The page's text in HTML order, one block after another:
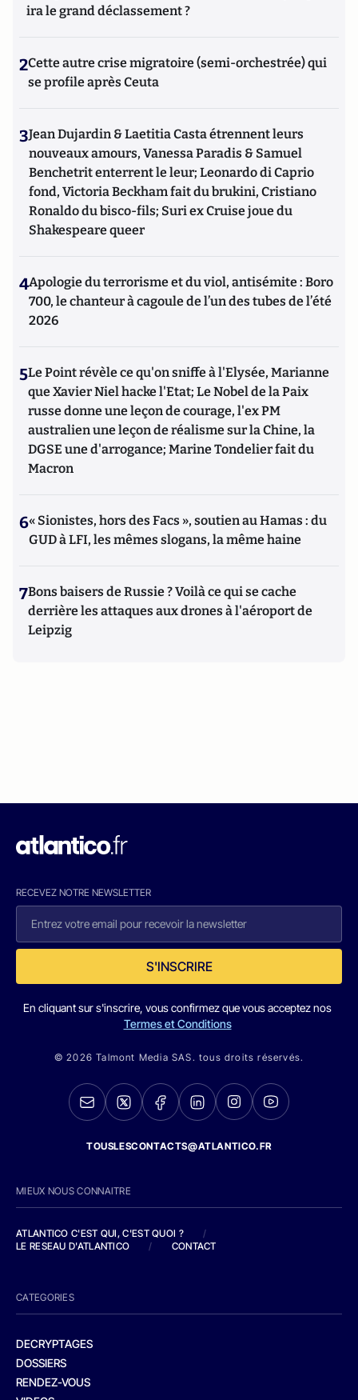
ira le grand déclassement ?
2Cette autre crise migratoire (semi-orchestrée) qui
se profile après Ceuta
3Jean Dujardin & Laetitia Casta étrennent leurs
nouveaux amours, Vanessa Paradis & Samuel
Benchetrit enterrent le leur; Leonardo di Caprio
fond, Victoria Beckham fait du brukini, Cristiano
Ronaldo du bisco-fils; Suri ex Cruise joue du
Shakespeare queer
4Apologie du terrorisme et du viol, antisémite : Boro
700, le chanteur à cagoule de l’un des tubes de l’été
2026
5Le Point révèle ce qu'on sniffe à l'Elysée, Marianne
que Xavier Niel hacke l'Etat; Le Nobel de la Paix
russe donne une leçon de courage, l'ex PM
australien une leçon de réalisme sur la Chine, la
DGSE une d'arrogance; Marine Tondelier fait du
Macron
6« Sionistes, hors des Facs », soutien au Hamas : du
GUD à LFI, les mêmes slogans, la même haine
7Bons baisers de Russie ? Voilà ce qui se cache
derrière les attaques aux drones à l'aéroport de
Leipzig
RECEVEZ NOTRE NEWSLETTER
S'INSCRIRE
En cliquant sur s'inscrire, vous confirmez que vous acceptez nos
Termes et Conditions
© 2026 Talmont Media SAS. tous droits réservés.
TOUSLESCONTACTS@ATLANTICO.FR
MIEUX NOUS CONNAITRE
ATLANTICO C'EST QUI, C'EST QUOI ?
/
LE RESEAU D'ATLANTICO
/ CONTACT
CATEGORIES
DECRYPTAGES
DOSSIERS
RENDEZ-VOUS